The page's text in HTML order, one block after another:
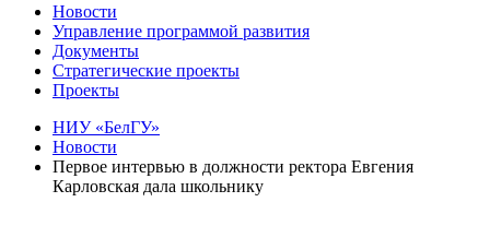
Новости
Управление программой развития
Документы
Стратегические проекты
Проекты
НИУ «БелГУ»
Новости
Первое интервью в должности ректора Евгения
Карловская дала школьнику